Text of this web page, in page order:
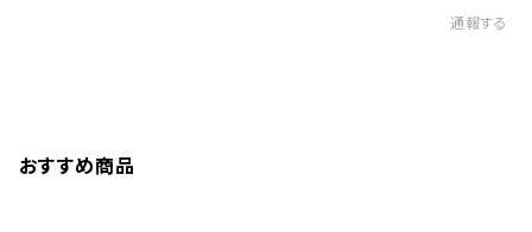
通報する
おすすめ商品